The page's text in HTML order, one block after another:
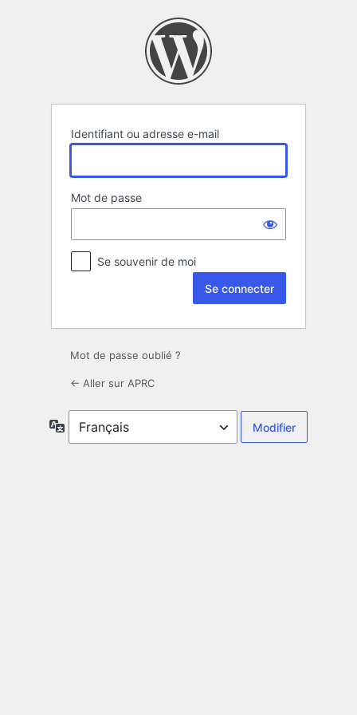
Identifiant ou adresse e-mail
Mot de passe
Se souvenir de moi
Mot de passe oublié ?
← Aller sur APRC
Langue